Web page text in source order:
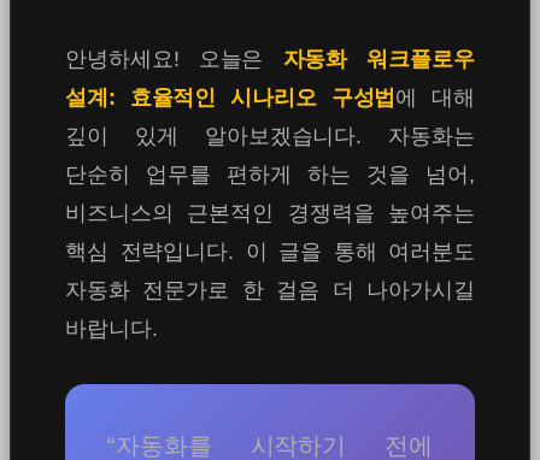
안녕하세요! 오늘은 자동화 워크플로우
설계: 효율적인 시나리오 구성법 에 대해
깊이 있게 알아보겠습니다. 자동화는
단순히 업무를 편하게 하는 것을 넘어,
비즈니스의 근본적인 경쟁력을 높여주는
핵심 전략입니다. 이 글을 통해 여러분도
자동화 전문가로 한 걸음 더 나아가시길
바랍니다.
“자동화를 시작하기 전에